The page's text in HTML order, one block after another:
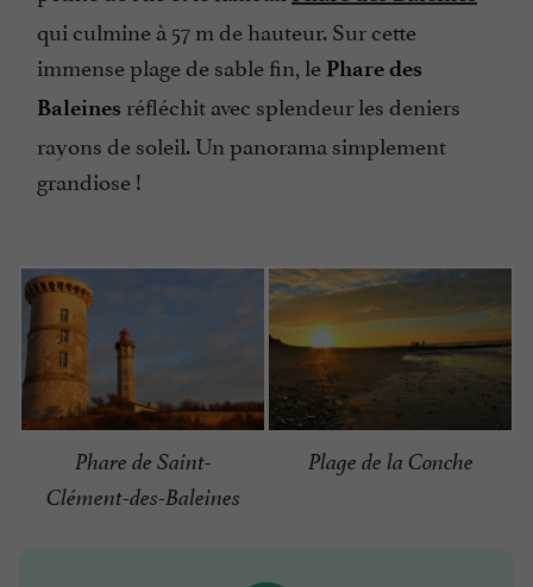
qui culmine à 57 m de hauteur. Sur cette
immense plage de sable fin, le Phare des
Baleines réfléchit avec splendeur les deniers
rayons de soleil. Un panorama simplement
grandiose !
Phare de Saint-
Clément-des-Baleines
Plage de la Conche